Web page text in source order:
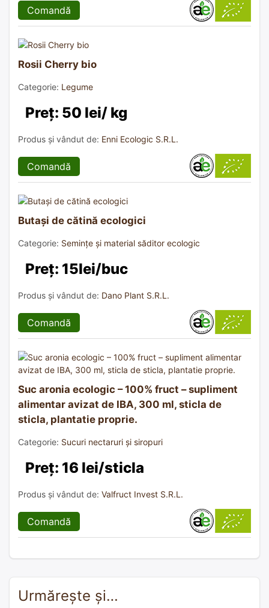
Comandă
Rosii Cherry bio
Categorie: Legume
Preț: 50 lei/ kg
Produs și vândut de: Enni Ecologic S.R.L.
Comandă
Butași de cătină ecologici
Categorie: Semințe și material săditor ecologic
Preț: 15lei/buc
Produs și vândut de: Dano Plant S.R.L.
Comandă
Suc aronia ecologic – 100% fruct – supliment
alimentar avizat de IBA, 300 ml, sticla de
sticla, plantatie proprie.
Categorie: Sucuri nectaruri și siropuri
Preț: 16 lei/sticla
Produs și vândut de: Valfruct Invest S.R.L.
Comandă
Urmărește și…